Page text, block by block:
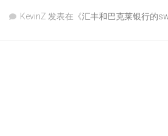
KevinZ 发表在《汇丰和巴克莱银行的